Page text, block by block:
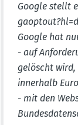
Google stellt
Google hat
- auf
gelöscht wird,
innerhalb
- mit den